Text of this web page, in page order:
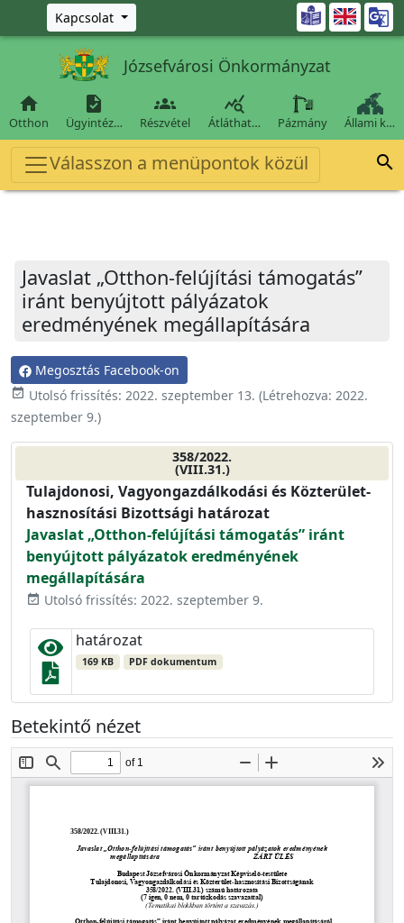
Ugrás a fő tartalomra
Kapcsolat 
Józsefvárosi Önkormányzat

Otthon

Ügyintéz…

Részvétel

Átláthat… Pázmány Állami k…
Válasszon a menüpontok közül 
Javaslat „Otthon-felújítási támogatás”
iránt benyújtott pályázatok
eredményének megállapítására
Megosztás Facebook-on
event_available Utolsó frissítés: 2022. szeptember 13. (Létrehozva: 2022.
szeptember 9.)
358/2022.
(VIII.31.)
Tulajdonosi, Vagyongazdálkodási és Közterület-
hasznosítási Bizottsági határozat
Javaslat „Otthon-felújítási támogatás” iránt
benyújtott pályázatok eredményének
megállapítására
event_available Utolsó frissítés: 2022. szeptember 9.
határozat
169 KB PDF dokumentum
Betekintő nézet